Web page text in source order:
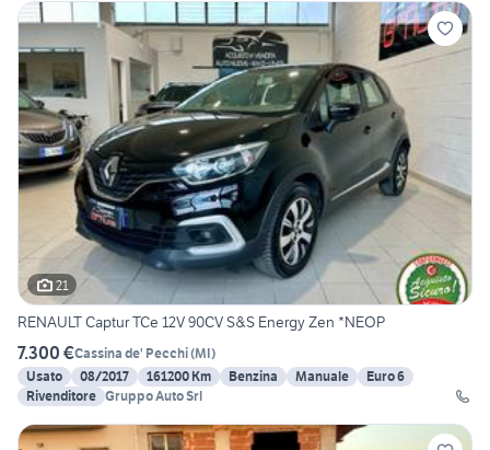
21
RENAULT Captur TCe 12V 90CV S&S Energy Zen *NEOP
7.300 €Cassina de' Pecchi(MI)
Usato
08/2017 161200 Km Benzina Manuale
Euro 6
Rivenditore Gruppo Auto Srl